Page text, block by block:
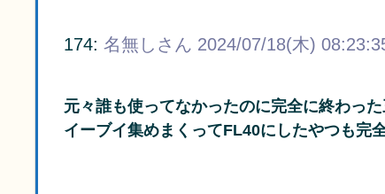
174: 名無しさん 2024/07/18(木)
元々誰も使ってなかったのに完全に終わっ
イーブイ集めまくってFL40にしたやつも完